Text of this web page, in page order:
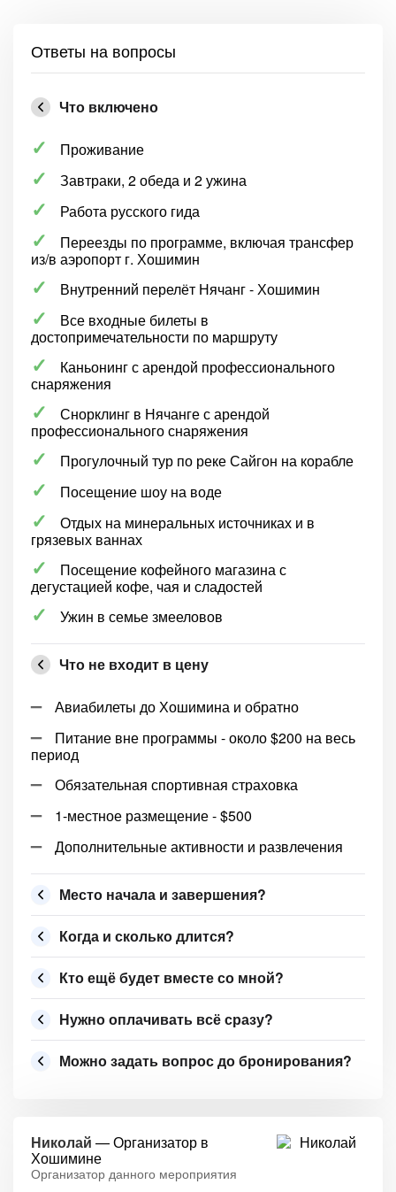
Ответы на вопросы
Что включено
Проживание
Завтраки, 2 обеда и 2 ужина
Работа русского гида
Переезды по программе, включая трансфер
из/в аэропорт г. Хошимин
Внутренний перелёт Нячанг - Хошимин
Все входные билеты в
достопримечательности по маршруту
Каньонинг с арендой профессионального
снаряжения
Снорклинг в Нячанге с арендой
профессионального снаряжения
Прогулочный тур по реке Сайгон на корабле
Посещение шоу на воде
Отдых на минеральных источниках и в
грязевых ваннах
Посещение кофейного магазина с
дегустацией кофе, чая и сладостей
Ужин в семье змееловов
Что не входит в цену
Авиабилеты до Хошимина и обратно
Питание вне программы - около $200 на весь
период
Обязательная спортивная страховка
1-местное размещение - $500
Дополнительные активности и развлечения
Место начала и завершения?
Когда и сколько длится?
Кто ещё будет вместе со мной?
Нужно оплачивать всё сразу?
Можно задать вопрос до бронирования?
Николай — Организатор в
Хошимине
Организатор данного мероприятия